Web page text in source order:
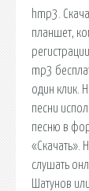
hmp3.
планшет,
mp3
один клик.
песни
песню в
«Скачать».
слушать
Шатунов